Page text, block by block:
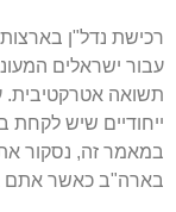
רכישת נדל"ן
עבור ישראלים
תשואה אטרקטיבית.
ייחודיים שיש לקחת
במאמר זה, נסקור
בארה"ב כאשר אתם